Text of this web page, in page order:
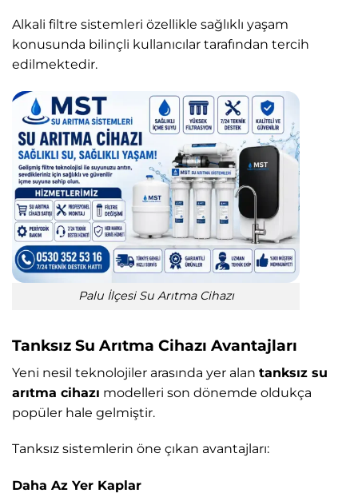
Alkali filtre sistemleri özellikle sağlıklı yaşam
konusunda bilinçli kullanıcılar tarafından tercih
edilmektedir.
Palu İlçesi Su Arıtma Cihazı
Tanksız Su Arıtma Cihazı Avantajları
Yeni nesil teknolojiler arasında yer alan tanksız su
arıtma cihazı modelleri son dönemde oldukça
popüler hale gelmiştir.
Tanksız sistemlerin öne çıkan avantajları:
Daha Az Yer Kaplar